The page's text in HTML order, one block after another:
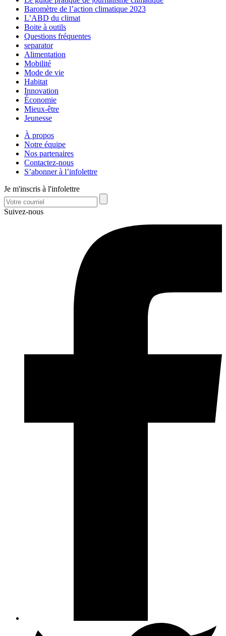
Baromètre de l’action climatique 2023
L’ABD du climat
Boite à outils
Questions fréquentes
separator
Alimentation
Mobilité
Mode de vie
Habitat
Innovation
Économie
Mieux-être
Jeunesse
À propos
Notre équipe
Nos partenaires
Contactez-nous
S’abonner à l’infolettre
Je m'inscris à l'infolettre
Suivez-nous